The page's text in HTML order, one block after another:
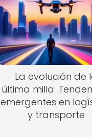
La evolución de
última milla:
emergentes en
y transporte